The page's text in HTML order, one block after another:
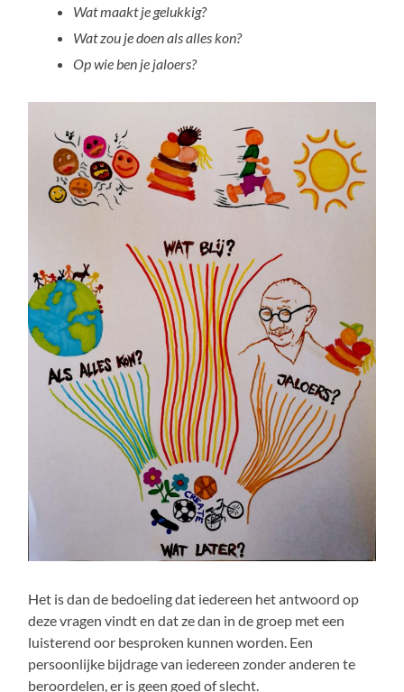
Wat maakt je gelukkig?
Wat zou je doen als alles kon?
Op wie ben je jaloers?
Het is dan de bedoeling dat iedereen het antwoord op
deze vragen vindt en dat ze dan in de groep met een
luisterend oor besproken kunnen worden. Een
persoonlijke bijdrage van iedereen zonder anderen te
beroordelen, er is geen goed of slecht.